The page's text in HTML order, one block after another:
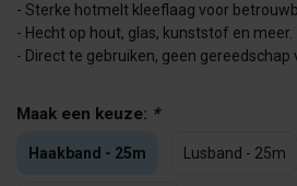
- Sterke hotmelt kleeflaag voor
- Hecht op hout, glas, kunststof en meer.
- Direct te gebruiken, geen gereedschap
Maak een keuze: *
Haakband - 25m Lusband - 25m